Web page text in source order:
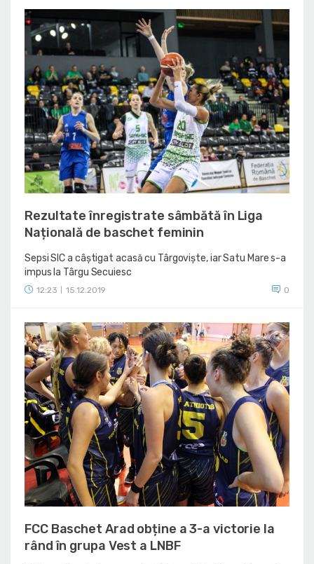
Rezultate înregistrate sâmbătă în Liga
Națională de baschet feminin
Sepsi SIC a câștigat acasă cu Târgoviște, iar Satu Mare s-a
impus la Târgu Secuiesc
12:23 15.12.2019 0
FCC Baschet Arad obține a 3-a victorie la
rând în grupa Vest a LNBF